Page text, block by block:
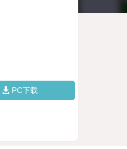
PC下载